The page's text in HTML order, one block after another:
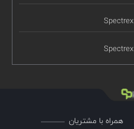
Spectrex
Spectrex
همراه با مشتریان